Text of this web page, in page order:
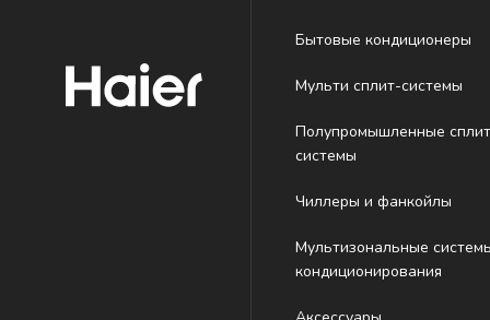
Бытовые кондиционеры
Мульти сплит-системы
Полупромышленные
системы
Чиллеры и фанкойлы
Мультизональные
кондиционирования